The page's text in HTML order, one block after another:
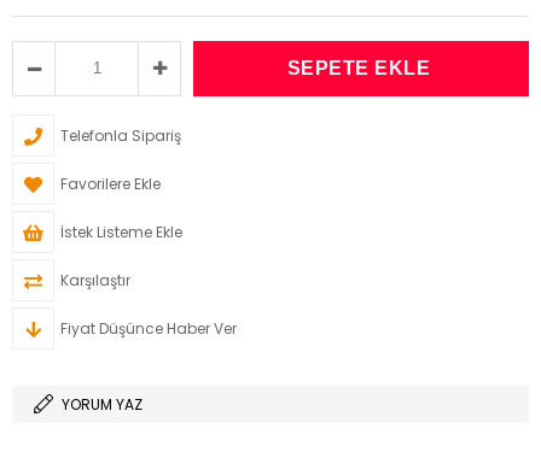
Telefonla Sipariş
Favorilere Ekle
İstek Listeme Ekle
Karşılaştır
Fiyat Düşünce Haber Ver
YORUM YAZ